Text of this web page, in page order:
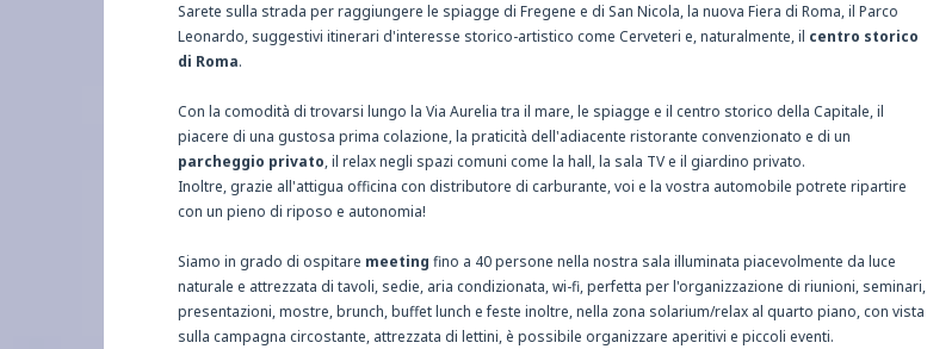
Sarete sulla strada per raggiungere le spiagge di Fregene e di San Nicola, la nuova Fiera di Roma, il Parco
Leonardo, suggestivi itinerari d'interesse storico-artistico come Cerveteri e, naturalmente, il centro storico
di Roma.
Con la comodità di trovarsi lungo la Via Aurelia tra il mare, le spiagge e il centro storico della Capitale, il
piacere di una gustosa prima colazione, la praticità dell'adiacente ristorante convenzionato e di un
parcheggio privato, il relax negli spazi comuni come la hall, la sala TV e il giardino privato.
Inoltre, grazie all'attigua officina con distributore di carburante, voi e la vostra automobile potrete ripartire
con un pieno di riposo e autonomia!
Siamo in grado di ospitare meeting fino a 40 persone nella nostra sala illuminata piacevolmente da luce
naturale e attrezzata di tavoli, sedie, aria condizionata, wi-fi, perfetta per l'organizzazione di riunioni, seminari,
presentazioni, mostre, brunch, buffet lunch e feste inoltre, nella zona solarium/relax al quarto piano, con vista
sulla campagna circostante, attrezzata di lettini, è possibile organizzare aperitivi e piccoli eventi.